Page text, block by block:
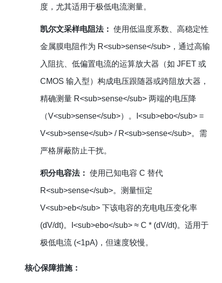
度，尤其适用于极低电流测量。
凯尔文采样电阻法： 使用低温度系数、高稳定性
金属膜电阻作为 R<sub>sense</sub>，通过高输
入阻抗、低偏置电流的运算放大器（如 JFET 或
CMOS 输入型）构成电压跟随器或跨阻放大器，
精确测量 R<sub>sense</sub> 两端的电压降
（V<sub>sense</sub>）。I<sub>ebo</sub> =
V<sub>sense</sub> / R<sub>sense</sub>。需
严格屏蔽防止干扰。
积分电容法： 使用已知电容 C 替代
R<sub>sense</sub>。测量恒定
V<sub>eb</sub> 下该电容的充电电压变化率
(dV/dt)。I<sub>ebo</sub> ≈ C * (dV/dt)。适用于
极低电流 (<1pA)，但速度较慢。
核心保障措施：